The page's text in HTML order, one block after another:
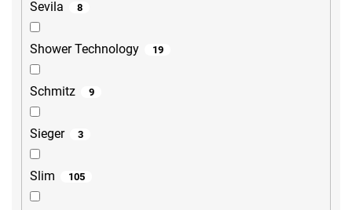
Sevila 8
Shower Technology 19
Schmitz 9
Sieger 3
Slim 105